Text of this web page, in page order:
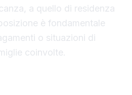
a quello di residenza
è fondamentale
o situazioni di
coinvolte.